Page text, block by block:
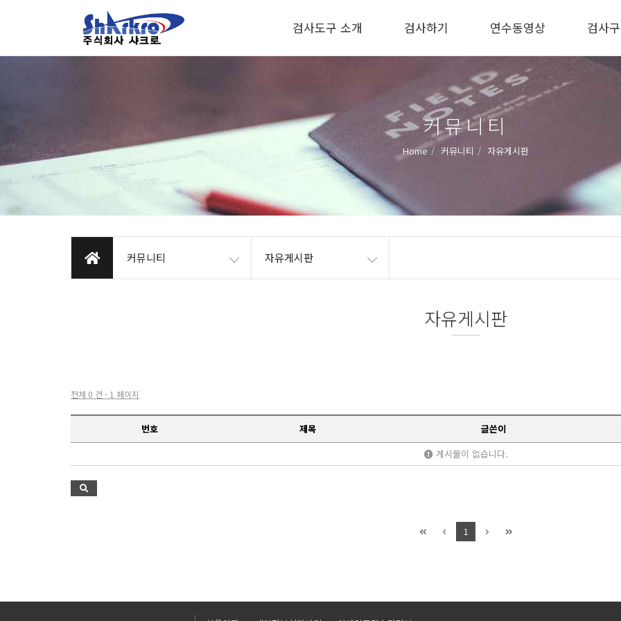
검사도구 소개 검사하기 연수동영상 검사
커뮤니티
Home 커뮤니티 자유게시판
커뮤니티 자유게시판
자유게시판
전체 0 건 - 1 페이지
번호 제목
글쓴이
게시물이 없습니다.
1